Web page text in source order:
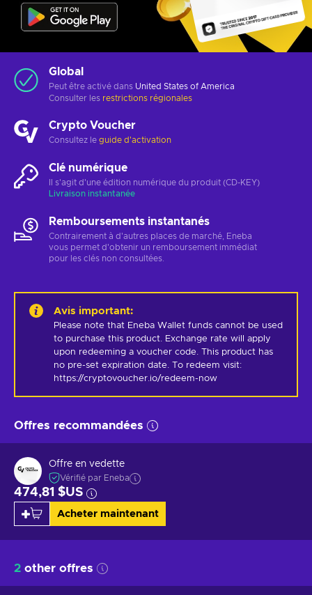
Global
Peut être activé dans United States of America
Consulter les restrictions régionales
Crypto Voucher
Consultez le guide d'activation
Clé numérique
Il s'agit d'une édition numérique du produit (CD-KEY)
Livraison instantanée
Remboursements instantanés
Contrairement à d'autres places de marché, Eneba
vous permet d'obtenir un remboursement immédiat
pour les clés non consultées.
Avis important:
Please note that Eneba Wallet funds cannot be used
to purchase this product. Exchange rate will apply
upon redeeming a voucher code. This product has
no pre-set expiration date. To redeem visit:
https://cryptovoucher.io/redeem-now
Offres recommandées
Offre en vedette
Vérifié par Eneba
474,81 $US
Acheter maintenant
2 other offres